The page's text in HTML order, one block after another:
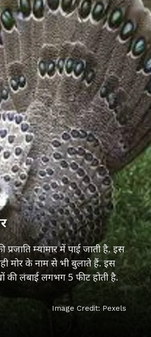
प्रजाति म्यांमार में पाई जाती है. इस
मोर के नाम से भी बुलाते हैं. इस
की लंबाई लगभग 5 फीट होती है.
Image Credit: Pexels